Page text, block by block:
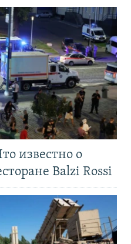
известно о
Balzi Rossi